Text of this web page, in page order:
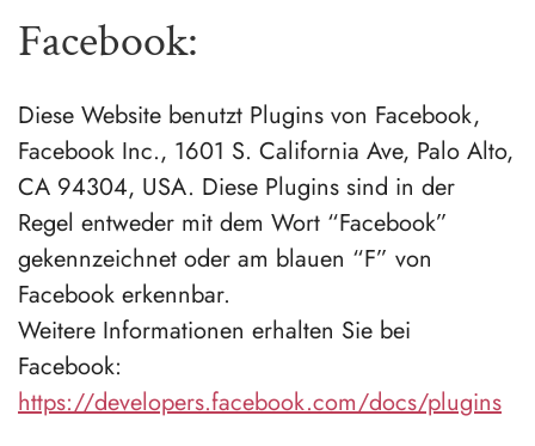
Facebook:
Diese Website benutzt Plugins von Facebook,
Facebook Inc., 1601 S. California Ave, Palo Alto,
CA 94304, USA. Diese Plugins sind in der
Regel entweder mit dem Wort “Facebook”
gekennzeichnet oder am blauen “F” von
Facebook erkennbar.
Weitere Informationen erhalten Sie bei
Facebook:
https://developers.facebook.com/docs/plugins